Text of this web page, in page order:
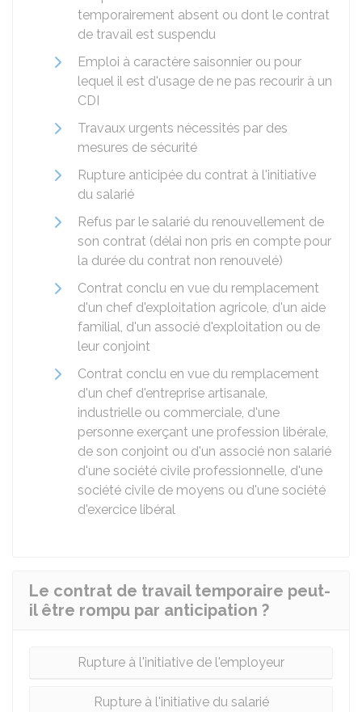
temporairement absent ou dont le contrat
de travail est suspendu
Emploi à caractère saisonnier ou pour
lequel il est d'usage de ne pas recourir à un
CDI
Travaux urgents nécessités par des
mesures de sécurité
Rupture anticipée du contrat à l'initiative
du salarié
Refus par le salarié du renouvellement de
son contrat (délai non pris en compte pour
la durée du contrat non renouvelé)
Contrat conclu en vue du remplacement
d'un chef d'exploitation agricole, d'un aide
familial, d'un associé d'exploitation ou de
leur conjoint
Contrat conclu en vue du remplacement
d'un chef d'entreprise artisanale,
industrielle ou commerciale, d'une
personne exerçant une profession libérale,
de son conjoint ou d'un associé non salarié
d'une société civile professionnelle, d'une
société civile de moyens ou d'une société
d'exercice libéral
Le contrat de travail temporaire peut-
il être rompu par anticipation ?
Rupture à l'initiative de l'employeur
Rupture à l'initiative du salarié